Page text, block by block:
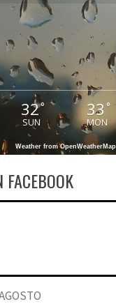
32°
SUN
33 °
MON
Weather from OpenWeatherMap
FACEBOOK